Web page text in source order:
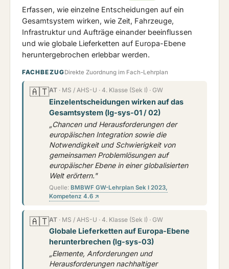
Erfassen, wie einzelne Entscheidungen auf ein
Gesamtsystem wirken, wie Zeit, Fahrzeuge,
Infrastruktur und Aufträge einander beeinflussen
und wie globale Lieferketten auf Europa-Ebene
heruntergebrochen erlebbar werden.
FACHBEZUGDirekte Zuordnung im Fach-Lehrplan
🇦🇹AT· MS / AHS-U · 4. Klasse (Sek I) · GW
Einzelentscheidungen wirken auf das
Gesamtsystem (lg-sys-01 / 02)
„Chancen und Herausforderungen der
europäischen Integration sowie die
Notwendigkeit und Schwierigkeit von
gemeinsamen Problemlösungen auf
europäischer Ebene in einer globalisierten
Welt erörtern."
Quelle: BMBWF GW-Lehrplan Sek I 2023,
Kompetenz 4.6 ↗
🇦🇹AT· MS / AHS-U · 4. Klasse (Sek I) · GW
Globale Lieferketten auf Europa-Ebene
herunterbrechen (lg-sys-03)
„Elemente, Anforderungen und
Herausforderungen nachhaltiger